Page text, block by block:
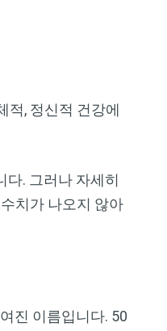
적, 정신적 건강에
다. 그러나 자세히
치가 나오지 않아
진 이름입니다. 50